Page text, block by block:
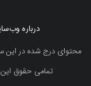
درباره
محتوای درج شده در این
تمامی حقوق این